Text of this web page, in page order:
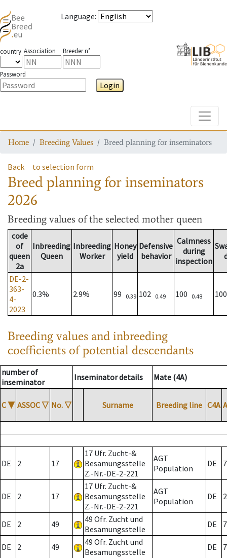
Language:
country Association Breeder n°
Password
Login
Home Breeding Values Breed planning for inseminators
Back to selection form
Breed planning for inseminators
2026
Breeding values of the selected mother queen
code
of
queen
2a
Inbreeding
Queen
Inbreeding
Worker
Honey
yield
Defensive
behavior
Calmness
during
inspection
DE-2-
363-
4-
2023
0.3% 2.9% 99 0.39 102 0.49 100 0.48
Breeding values and inbreeding
coefficients of potential descendants
number of
inseminator
Inseminator details Mate (4A)
C ▼ ASSOC ▽ No. ▽ Surname Breeding line C4A
DE 2 17
17 Ufr. Zucht-&
Besamungsstelle
Z.-Nr.-DE-2-221
AGT
Population
DE 7
DE 2 17
17 Ufr. Zucht-&
Besamungsstelle
Z.-Nr.-DE-2-221
AGT
Population
DE 2
DE 2 49
49 Ofr. Zucht und
Besamungsstelle
DE 7
DE 2 49
49 Ofr. Zucht und
Besamungsstelle
DE 7